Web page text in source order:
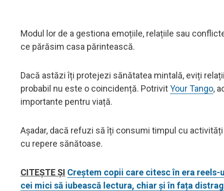
Modul lor de a gestiona emoțiile, relațiile sau
ce părăsim casa părintească.
Dacă astăzi îți protejezi sănătatea mintală, eviți
probabil nu este o coincidență. PotrivitYour Tango,
importante pentru viață.
Așadar, dacă refuzi să îți consumi timpul cu
cu repere sănătoase.
CITEȘTE ȘI Creștem copii care citesc în era
cei mici să iubească lectura, chiar și în fața